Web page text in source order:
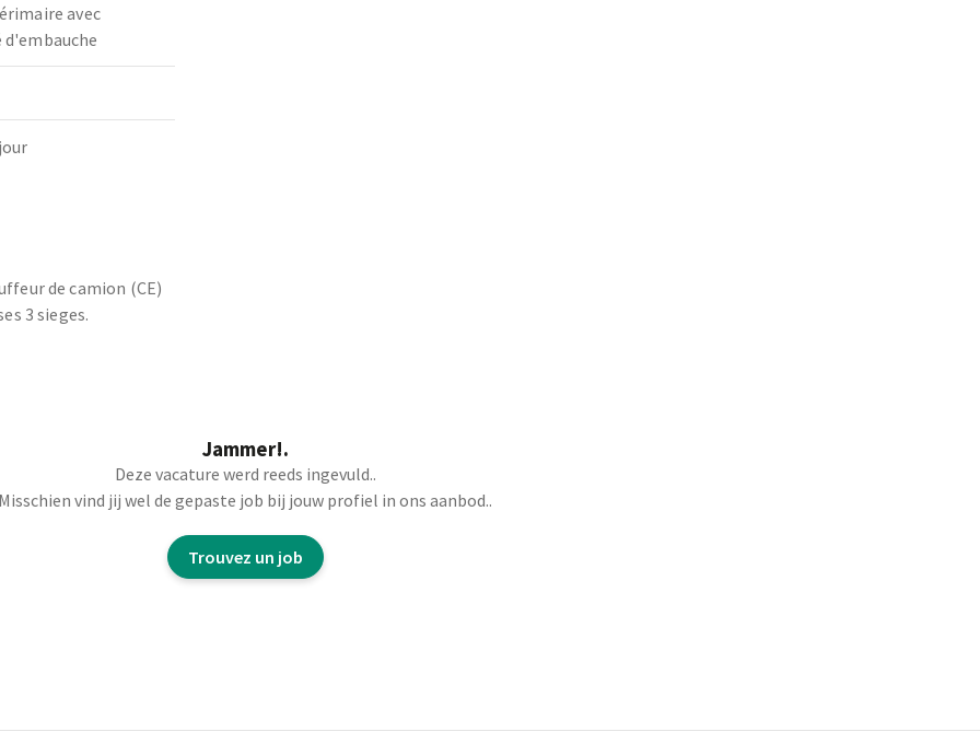
avec
de camion (CE)
3 sieges.
Jammer!.
Deze vacature werd reeds ingevuld..
Misschien vind jij wel de gepaste job bij jouw profiel in ons aanbod..
Trouvez un job